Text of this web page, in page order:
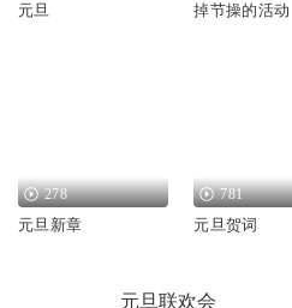
元旦 掉节操的活动
278
元旦新章
781
元旦贺词
元旦联欢会